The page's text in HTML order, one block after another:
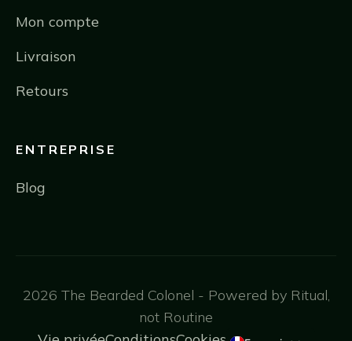
Mon compte
Livraison
Retours
ENTREPRISE
Blog
2026 The Bearded Colonel - Powered by Ritual,
not Routine